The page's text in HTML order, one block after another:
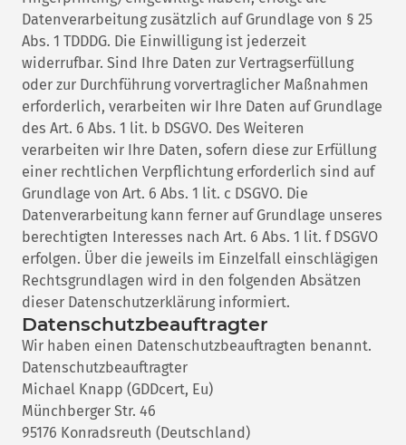
Datenverarbeitung zusätzlich auf Grundlage von § 25
Abs. 1 TDDDG. Die Einwilligung ist jederzeit
widerrufbar. Sind Ihre Daten zur Vertragserfüllung
oder zur Durchführung vorvertraglicher Maßnahmen
erforderlich, verarbeiten wir Ihre Daten auf Grundlage
des Art. 6 Abs. 1 lit. b DSGVO. Des Weiteren
verarbeiten wir Ihre Daten, sofern diese zur Erfüllung
einer rechtlichen Verpflichtung erforderlich sind auf
Grundlage von Art. 6 Abs. 1 lit. c DSGVO. Die
Datenverarbeitung kann ferner auf Grundlage unseres
berechtigten Interesses nach Art. 6 Abs. 1 lit. f DSGVO
erfolgen. Über die jeweils im Einzelfall einschlägigen
Rechtsgrundlagen wird in den folgenden Absätzen
dieser Datenschutzerklärung informiert.
Datenschutz­beauftragter
Wir haben einen Datenschutzbeauftragten benannt.
Datenschutzbeauftragter
Michael Knapp (GDDcert, Eu)
Münchberger Str. 46
95176 Konradsreuth (Deutschland)